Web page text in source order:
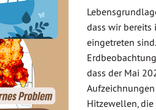
dass wir bereits
eingetreten
dass der Mai
Hitzewellen, die